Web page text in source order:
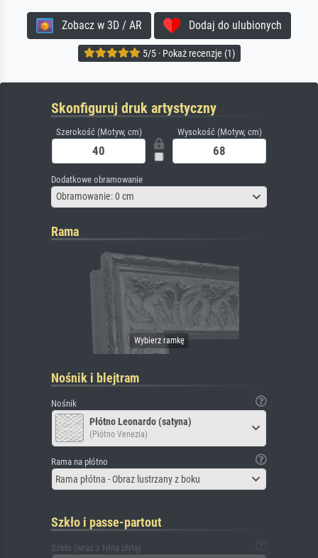
Zobacz w 3D / AR Dodaj do ulubionych
5/5 · Pokaż recenzje (1)
Skonfiguruj druk artystyczny
Szerokość (Motyw, cm) Wysokość (Motyw, cm)
Dodatkowe obramowanie
Obramowanie: 0 cm
Rama
Nośnik i blejtram
Nośnik
Płótno Leonardo (satyna)
(Płótno Venezia)
Rama na płótno
Rama płótna - Obraz lustrzany z boku
Szkło i passe-partout
Szkło (wraz z tylną płytą)